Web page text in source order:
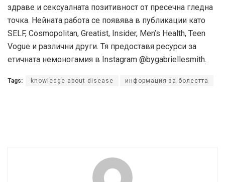
здраве и сексуалната позитивност от пресечна гледна
точка. Нейната работа се появява в публикации като
SELF, Cosmopolitan, Greatist, Insider, Men’s Health, Teen
Vogue и различни други. Тя предоставя ресурси за
етичната немоногамия в Instagram @bygabriellesmith.
Tags: knowledge about disease информация за болестта